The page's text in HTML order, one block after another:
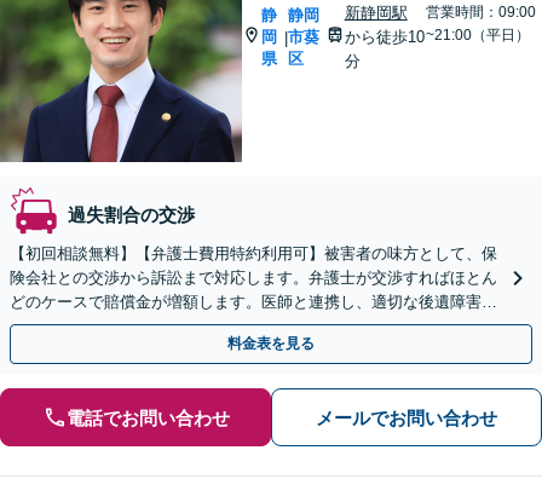
静
岡
県
|
静岡
市葵
区
新静岡駅
から徒歩10
分
営業時間：09:00
~21:00（平日）
過失割合の交渉
【初回相談無料】【弁護士費用特約利用可】被害者の味方として、保
険会社との交渉から訴訟まで対応します。弁護士が交渉すればほとん
どのケースで賠償金が増額します。医師と連携し、適切な後遺障害等
級認定のサポートも可能【休日夜間相談可】
料金表を見る
電話でお問い合わせ メールでお問い合わせ